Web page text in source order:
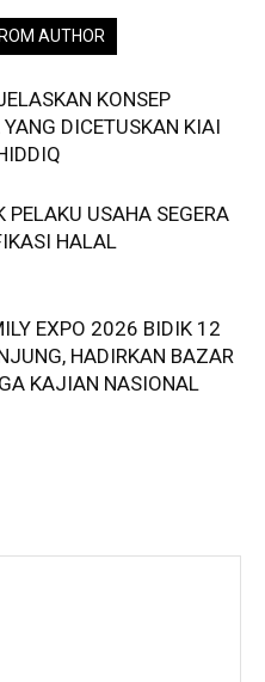
AUTHOR
KONSEP
DICETUSKAN KIAI
PELAKU USAHA SEGERA
HALAL
EXPO 2026 BIDIK 12
HADIRKAN BAZAR
KAJIAN NASIONAL